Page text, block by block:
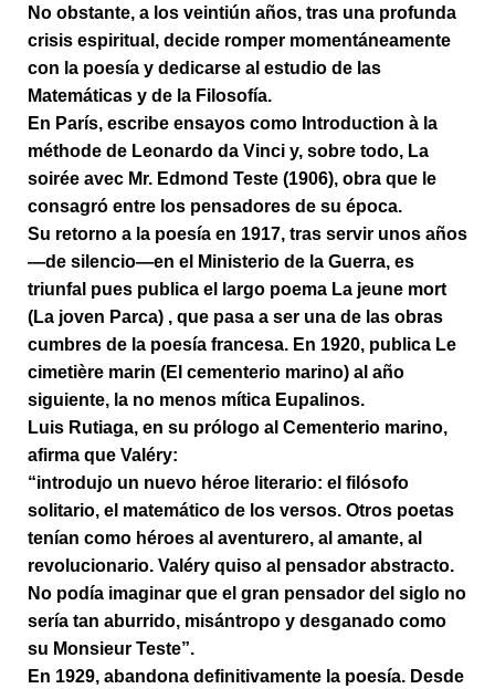
No obstante, a los veintiún años, tras una profunda
crisis espiritual, decide romper momentáneamente
con la poesía y dedicarse al estudio de las
Matemáticas y de la Filosofía.
En París, escribe ensayos como Introduction à la
méthode de Leonardo da Vinci y, sobre todo, La
soirée avec Mr. Edmond Teste (1906), obra que le
consagró entre los pensadores de su época.
Su retorno a la poesía en 1917, tras servir unos años
—de silencio—en el Ministerio de la Guerra, es
triunfal pues publica el largo poema La jeune mort
(La joven Parca) , que pasa a ser una de las obras
cumbres de la poesía francesa. En 1920, publica Le
cimetière marin (El cementerio marino) al año
siguiente, la no menos mítica Eupalinos.
Luis Rutiaga, en su prólogo al Cementerio marino,
afirma que Valéry:
“introdujo un nuevo héroe literario: el filósofo
solitario, el matemático de los versos. Otros poetas
tenían como héroes al aventurero, al amante, al
revolucionario. Valéry quiso al pensador abstracto.
No podía imaginar que el gran pensador del siglo no
sería tan aburrido, misántropo y desganado como
su Monsieur Teste”.
En 1929, abandona definitivamente la poesía. Desde